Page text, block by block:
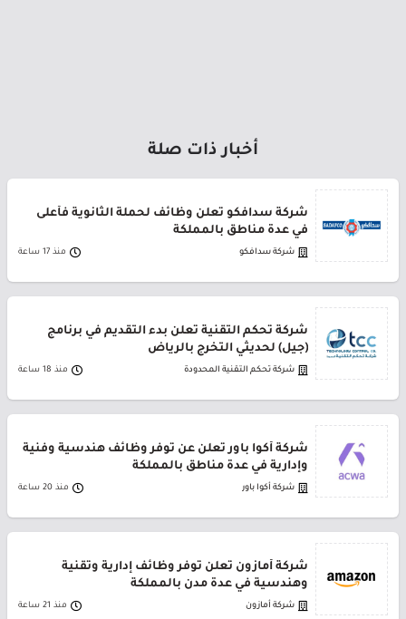
أخبار ذات صلة
شركة سدافكو تعلن وظائف لحملة الثانوية فأعلى
في عدة مناطق بالمملكة
شركة سدافكو منذ 17 ساعة
شركة تحكم التقنية تعلن بدء التقديم في برنامج
(جيل) لحديثي التخرج بالرياض
شركة تحكم التقنية المحدودة منذ 18 ساعة
شركة أكوا باور تعلن عن توفر وظائف هندسية وفنية
وإدارية في عدة مناطق بالمملكة
شركة أكوا باور منذ 20 ساعة
شركة أمازون تعلن توفر وظائف إدارية وتقنية
وهندسية في عدة مدن بالمملكة
شركة أمازون منذ 21 ساعة